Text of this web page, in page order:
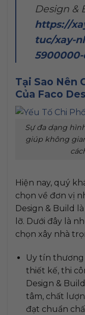
Design &
https://
tuc/xay-
Tại Sao Nên
Của Faco
Sự đa dạng
giúp không
Hiện nay, quý
chọn về đơn vị
Design & Build
lỡ. Dưới đây là
chọn xây nhà
Uy tín thương
thiết kế, thi
Design &
tâm, chất
đạt chuẩn